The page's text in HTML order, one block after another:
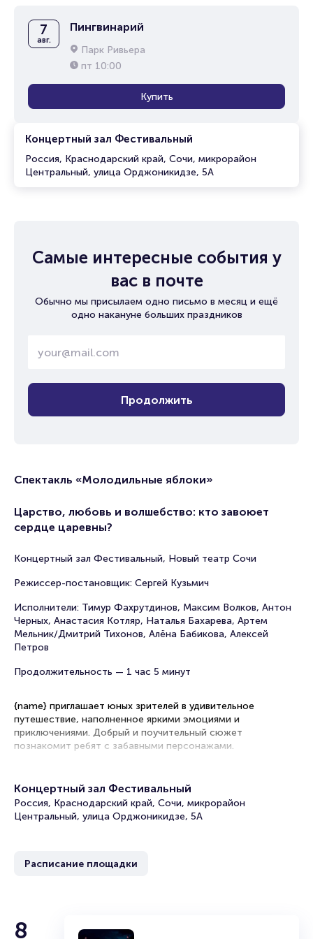
Концертный зал Фестивальный
Россия, Краснодарский край, Сочи, микрорайон
Центральный, улица Орджоникидзе, 5А
7
авг.
Пингвинарий
Парк Ривьера
пт 10:00
Купить
Самые интересные события у
вас в почте
Обычно мы присылаем одно письмо в месяц и ещё
одно накануне больших праздников
Продолжить
Спектакль «Молодильные яблоки»
Царство, любовь и волшебство: кто завоюет
сердце царевны?
Концертный зал Фестивальный, Новый театр Сочи
Режиссер-постановщик: Сергей Кузьмич
Исполнители: Тимур Фахрутдинов, Максим Волков, Антон
Черных, Анастасия Котляр, Наталья Бахарева, Артем
Мельник/Дмитрий Тихонов, Алёна Бабикова, Алексей
Петров
Продолжительность — 1 час 5 минут
{name} приглашает юных зрителей в удивительное
путешествие, наполненное яркими эмоциями и
приключениями. Добрый и поучительный сюжет
познакомит ребят с забавными персонажами.
маленьких театралов и их родителей к 12:00. Рекомендуем
прийти за 15-20 минут до начала, чтобы познакомиться с
театром и настроиться на волну веселых приключений, где
каждый ребенок становится соучастником театрального
Полную информацию о ценах на различные категории
Концертный зал Фестивальный
Россия, Краснодарский край, Сочи, микрорайон
Центральный, улица Орджоникидзе, 5А
Расписание площадки
8